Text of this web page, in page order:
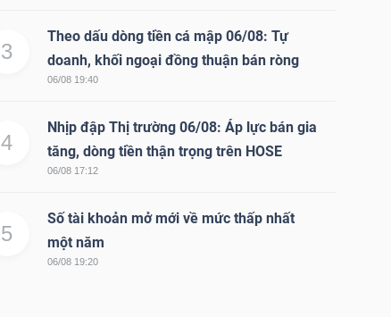
3
Theo dấu dòng tiền cá mập 06/08: Tự
doanh, khối ngoại đồng thuận bán ròng
06/08 19:40
4
Nhịp đập Thị trường 06/08: Áp lực bán gia
tăng, dòng tiền thận trọng trên HOSE
06/08 17:12
5
Số tài khoản mở mới về mức thấp nhất
một năm
06/08 19:20